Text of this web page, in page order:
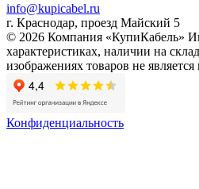
info@kupicabel.ru
г. Краснодар, проезд Майский 5
© 2026 Компания «КупиКабель»
характеристиках, наличии на
изображениях товаров не
Конфиденциальность